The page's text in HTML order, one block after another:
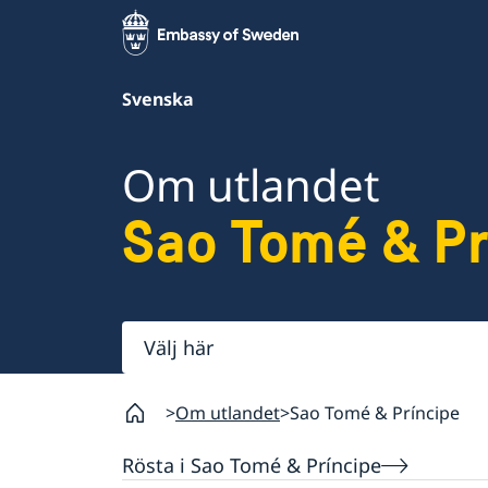
Svenska
Om utlandet
Sao Tomé &
Välj
här
Om utlandet Sao Tomé & Príncipe
Rösta i Sao Tomé & Príncipe